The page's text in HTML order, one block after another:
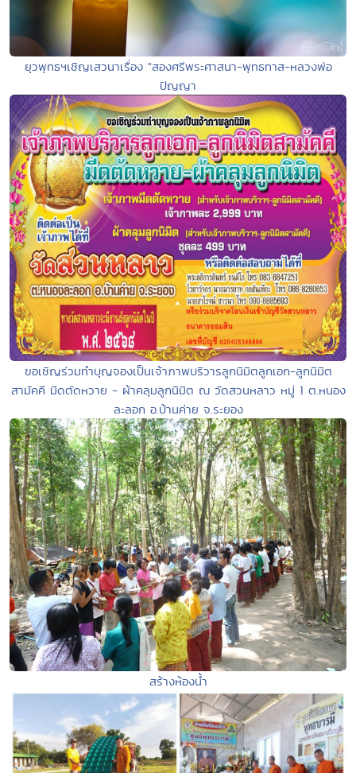
ยุวพุทธฯเชิญเสวนาเรื่อง "สองศรีพระศาสนา-พุทธทาส-หลวงพ่อ
ปัญญา
ขอเชิญร่วมทำบุญจองเป็นเจ้าภาพบริวารลูกนิมิตลูกเอก-ลูกนิมิต
สามัคคี มีดตัดหวาย - ผ้าคลุมลูกนิมิต ณ วัดสวนหลาว หมู่ 1 ต.หนอง
ละลอก อ.บ้านค่าย จ.ระยอง
สร้างห้องน้ำ